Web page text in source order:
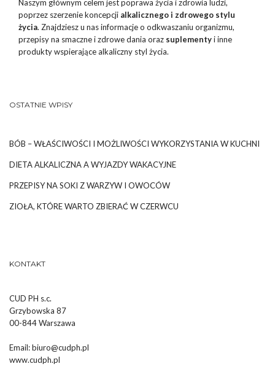
Naszym głównym celem jest poprawa życia i zdrowia ludzi,
poprzez szerzenie koncepcji alkalicznego i zdrowego stylu
życia. Znajdziesz u nas informacje o odkwaszaniu organizmu,
przepisy na smaczne i zdrowe dania oraz suplementyi inne
produkty wspierające alkaliczny styl życia.
OSTATNIE WPISY
BÓB – WŁAŚCIWOŚCI I MOŻLIWOŚCI WYKORZYSTANIA W KUCHNI
DIETA ALKALICZNA A WYJAZDY WAKACYJNE
PRZEPISY NA SOKI Z WARZYW I OWOCÓW
ZIOŁA, KTÓRE WARTO ZBIERAĆ W CZERWCU
KONTAKT
CUD PH s.c.
Grzybowska 87
00-844 Warszawa
Email:biuro@cudph.pl
www.cudph.pl